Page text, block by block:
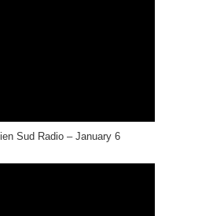
Sud Radio – January 6